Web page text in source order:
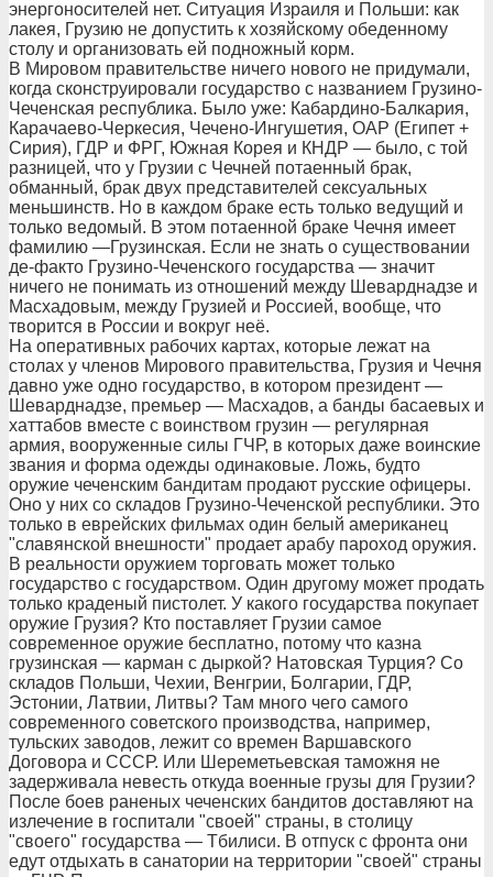
энергоносителей нет. Ситуация Израиля и Польши: как
лакея, Грузию не допустить к хозяйскому обеденному
столу и организовать ей подножный корм.
В Мировом правительстве ничего нового не придумали,
когда сконструировали государство с названием Грузино-
Чеченская республика. Было уже: Кабардино-Балкария,
Карачаево-Черкесия, Чечено-Ингушетия, ОАР (Египет +
Сирия), ГДР и ФРГ, Южная Корея и КНДР — было, с той
разницей, что у Грузии с Чечней потаенный брак,
обманный, брак двух представителей сексуальных
меньшинств. Но в каждом браке есть только ведущий и
только ведомый. В этом потаенной браке Чечня имеет
фамилию —Грузинская. Если не знать о существовании
де-факто Грузино-Чеченского государства — значит
ничего не понимать из отношений между Шеварднадзе и
Масхадовым, между Грузией и Россией, вообще, что
творится в России и вокруг неё.
На оперативных рабочих картах, которые лежат на
столах у членов Мирового правительства, Грузия и Чечня
давно уже одно государство, в котором президент —
Шеварднадзе, премьер — Масхадов, а банды басаевых и
хаттабов вместе с воинством грузин — регулярная
армия, вооруженные силы ГЧР, в которых даже воинские
звания и форма одежды одинаковые. Ложь, будто
оружие чеченским бандитам продают русские офицеры.
Оно у них со складов Грузино-Чеченской республики. Это
только в еврейских фильмах один белый американец
"славянской внешности" продает арабу пароход оружия.
В реальности оружием торговать может только
государство с государством. Один другому может продать
только краденый пистолет. У какого государства покупает
оружие Грузия? Кто поставляет Грузии самое
современное оружие бесплатно, потому что казна
грузинская — карман с дыркой? Натовская Турция? Со
складов Польши, Чехии, Венгрии, Болгарии, ГДР,
Эстонии, Латвии, Литвы? Там много чего самого
современного советского производства, например,
тульских заводов, лежит со времен Варшавского
Договора и СССР. Или Шереметьевская таможня не
задерживала невесть откуда военные грузы для Грузии?
После боев раненых чеченских бандитов доставляют на
излечение в госпитали "своей" страны, в столицу
"своего" государства — Тбилиси. В отпуск с фронта они
едут отдыхать в санатории на территории "своей" страны